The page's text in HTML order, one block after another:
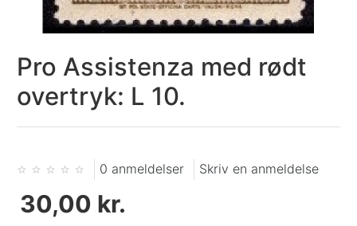
Pro Assistenza med rødt
overtryk: L 10.
0 anmeldelser Skriv en anmeldelse
30,00 kr.